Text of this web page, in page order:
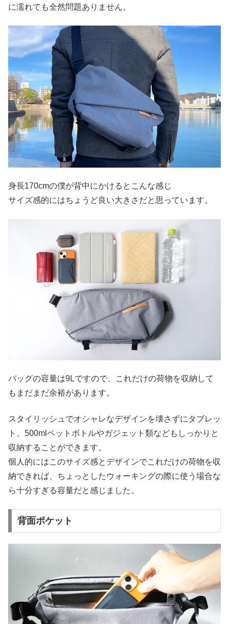
に濡れても全然問題ありません。
身長170cmの僕が背中にかけるとこんな感じ
サイズ感的にはちょうど良い大きさだと思っています。
バッグの容量は9Lですので、これだけの荷物を収納して
もまだまだ余裕があります。
スタイリッシュでオシャレなデザインを壊さずにタブレッ
ト、500mlペットボトルやガジェット類などもしっかりと
収納することができます。
個人的にはこのサイズ感とデザインでこれだけの荷物を収
納できれば、ちょっとしたウォーキングの際に使う場合な
ら十分すぎる容量だと感じました。
背面ポケット